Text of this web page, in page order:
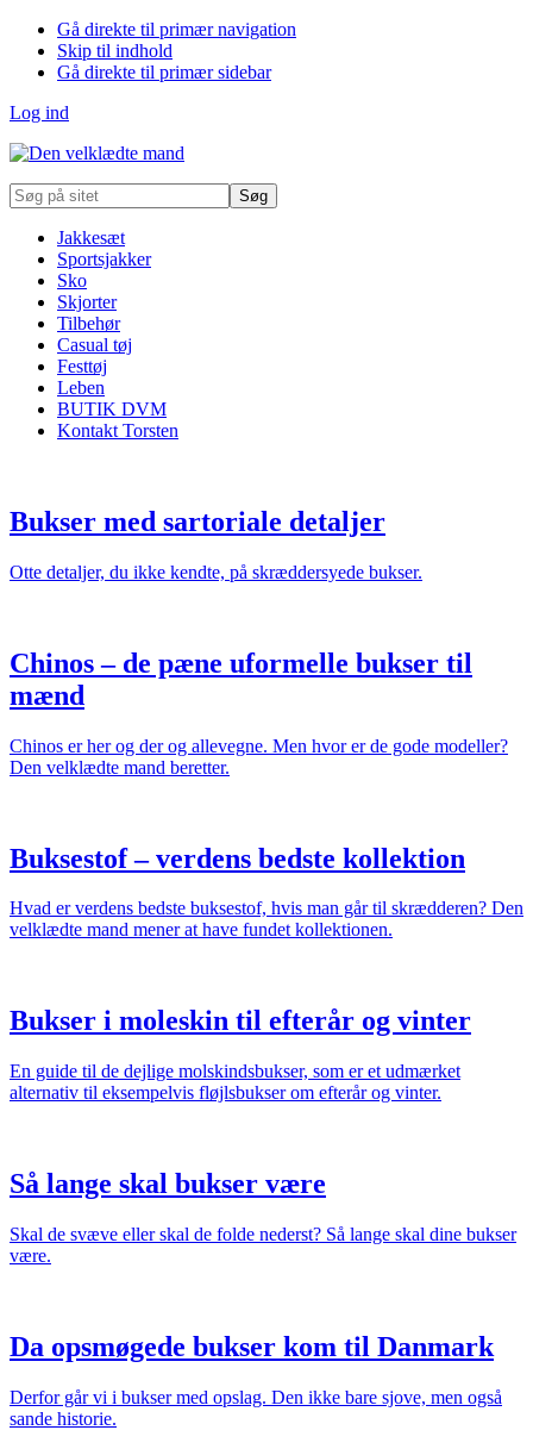
Gå direkte til primær navigation
Skip til indhold
Gå direkte til primær sidebar
Log ind
Søg
på
Jakkesæt
Sportsjakker
Sko
Skjorter
Tilbehør
Casual tøj
Festtøj
Leben
BUTIK DVM
Kontakt Torsten
Bukser med sartoriale detaljer
Otte detaljer, du ikke kendte, på skræddersyede bukser.
Chinos – de pæne uformelle bukser til
mænd
Chinos er her og der og allevegne. Men hvor er de gode modeller?
Den velklædte mand beretter.
Buksestof – verdens bedste kollektion
Hvad er verdens bedste buksestof, hvis man går til skrædderen? Den
velklædte mand mener at have fundet kollektionen.
Bukser i moleskin til efterår og vinter
En guide til de dejlige molskindsbukser, som er et udmærket
alternativ til eksempelvis fløjlsbukser om efterår og vinter.
Så lange skal bukser være
Skal de svæve eller skal de folde nederst? Så lange skal dine bukser
være.
Da opsmøgede bukser kom til Danmark
Derfor går vi i bukser med opslag. Den ikke bare sjove, men også
sande historie.